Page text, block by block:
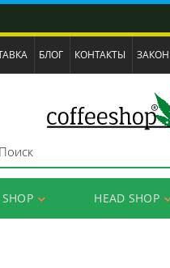
БЛОГ КОНТАКТЫ ЗАКОН
HEAD SHOP